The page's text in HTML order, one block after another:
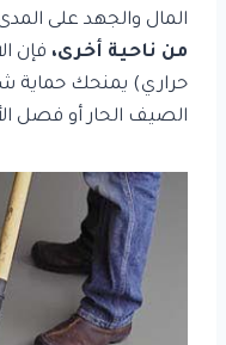
المال والجهد على
من ناحية أخرى، فإن
حراري) يمنحك حماية
الصيف الحار أو فصل